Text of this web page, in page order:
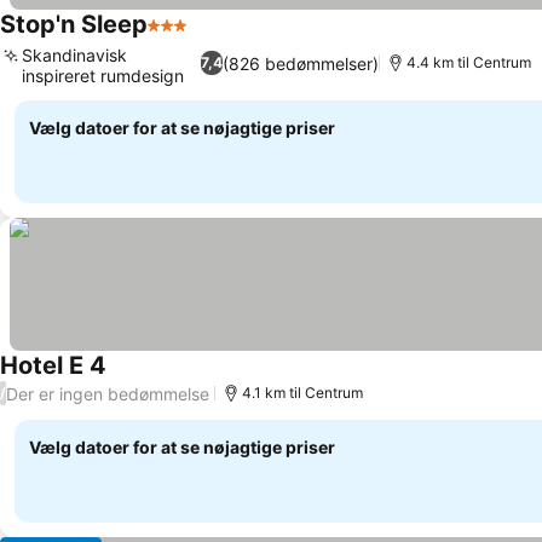
Stop'n Sleep3 Stjerner
7,4(826 bedømmelser)
Skandinavisk
inspireret rumdesign
4.4 km til Centrum
Vælg datoer for at se nøjagtige priser
Hotel E 4
/Der er ingen bedømmelse 4.1 km til Centrum
Vælg datoer for at se nøjagtige priser